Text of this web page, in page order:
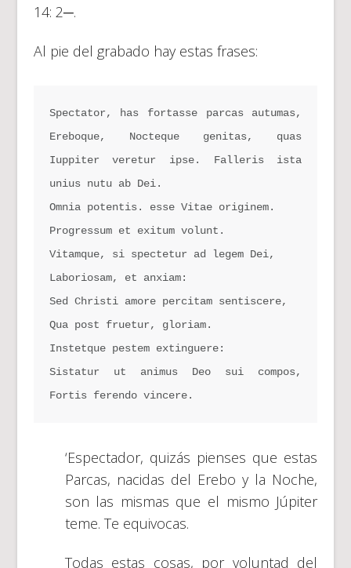
14: 2─.
Al pie del grabado hay estas frases:
Spectator, has fortasse parcas autumas,
Ereboque, Nocteque genitas, quas
Iuppiter veretur ipse. Falleris ista
unius nutu ab Dei.
Omnia potentis. esse Vitae originem.
Progressum et exitum volunt.
Vitamque, si spectetur ad legem Dei,
Laboriosam, et anxiam:
Sed Christi amore percitam sentiscere,
Qua post fruetur, gloriam.
Instetque pestem extinguere:
Sistatur ut animus Deo sui compos,
Fortis ferendo vincere.
‘Espectador, quizás pienses que estas
Parcas, nacidas del Erebo y la Noche,
son las mismas que el mismo Júpiter
teme. Te equivocas.
Todas estas cosas, por voluntad del